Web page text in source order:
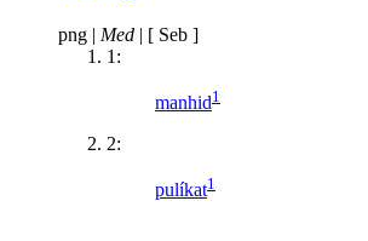
png | Med | [ Seb ]
1:
manhid1
2:
pulíkat1